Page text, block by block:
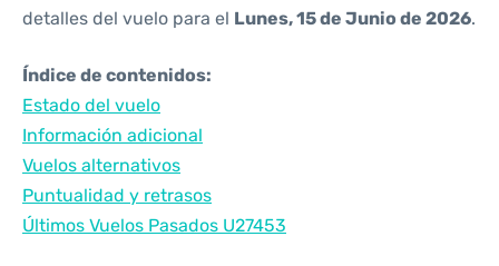
detalles del vuelo para el Lunes, 15 de Junio de 2026.
Índice de contenidos:
Estado del vuelo
Información adicional
Vuelos alternativos
Puntualidad y retrasos
Últimos Vuelos Pasados U27453